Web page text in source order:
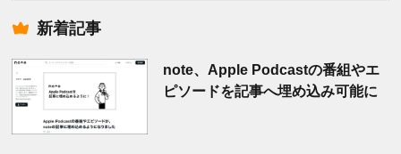
索
新着記事
note、Apple Podcastの番組やエ
ピソードを記事へ埋め込み可能に